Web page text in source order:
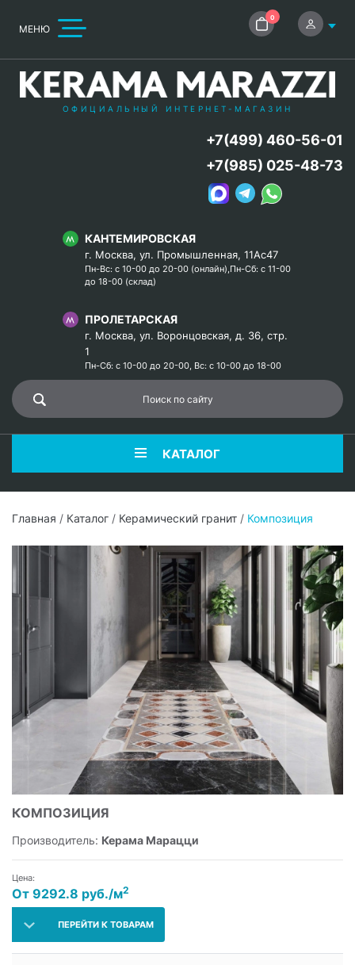
МЕНЮ
0
ОФИЦИАЛЬНЫЙ ИНТЕРНЕТ-МАГАЗИН
КАНТЕМИРОВСКАЯ
г. Москва, ул. Промышленная, 11Ас47
Пн-Вс: с 10-00 до 20-00 (онлайн),Пн-Сб: с 11-00
до 18-00 (склад)
ПРОЛЕТАРСКАЯ
г. Москва, ул. Воронцовская, д. 36, стр.
1
Пн-Сб: с 10-00 до 20-00, Вс: с 10-00 до 18-00
+7(499) 460-56-01
+7(985) 025-48-73
КАТАЛОГ
Главная / Каталог / Керамический гранит / Композиция
КОМПОЗИЦИЯ
Производитель: Керама Марацци
Цена:
От 9292.8 руб./м2
ПЕРЕЙТИ К ТОВАРАМ